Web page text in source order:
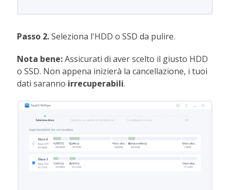
Passo 2.Seleziona l'HDD o SSD da pulire.
Nota bene:Assicurati di aver scelto il giusto HDD
o SSD. Non appena inizierà la cancellazione, i tuoi
dati saranno irrecuperabili.